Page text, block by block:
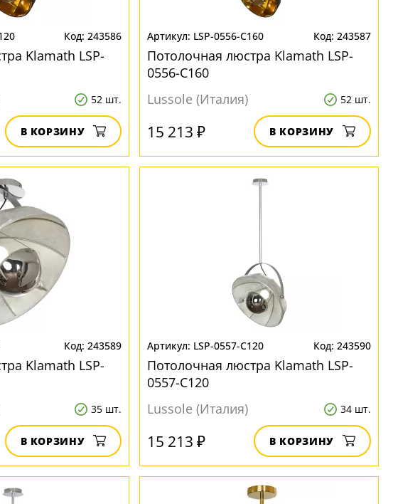
243586
Klamath LSP-
52 шт.
В КОРЗИНУ
LSP-0556-C160 243587
Потолочная люстра Klamath LSP-
0556-C160
Lussole (Италия)
52 шт.
15 213 ₽ В КОРЗИНУ
243589
Klamath LSP-
35 шт.
В КОРЗИНУ
LSP-0557-C120 243590
Потолочная люстра Klamath LSP-
0557-C120
Lussole (Италия)
34 шт.
15 213 ₽ В КОРЗИНУ